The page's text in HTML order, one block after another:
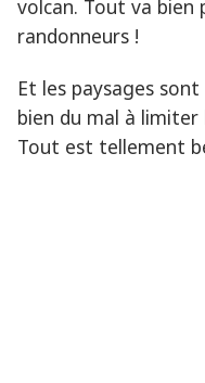
volcan. Tout va bien
randonneurs !
Et les paysages
bien du mal à
Tout est tellement